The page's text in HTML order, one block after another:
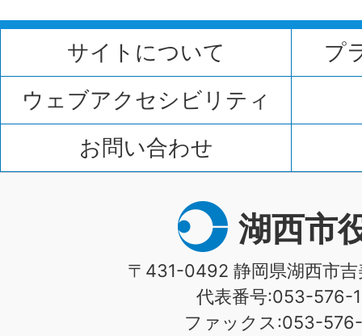
サイトについて
プ
ウェブアクセシビリティ
お問い合わせ
湖西市
〒431-0492 静岡県湖西市
代表番号:053-576-
ファックス:053-576-